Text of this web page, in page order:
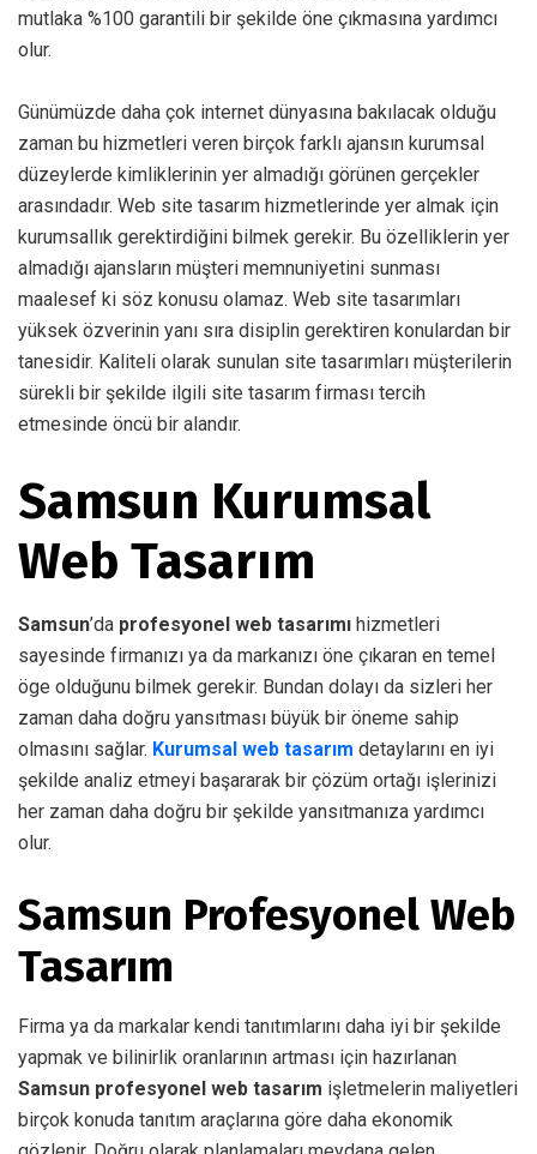
mutlaka %100 garantili bir şekilde öne çıkmasına yardımcı
olur.
Günümüzde daha çok internet dünyasına bakılacak olduğu
zaman bu hizmetleri veren birçok farklı ajansın kurumsal
düzeylerde kimliklerinin yer almadığı görünen gerçekler
arasındadır. Web site tasarım hizmetlerinde yer almak için
kurumsallık gerektirdiğini bilmek gerekir. Bu özelliklerin yer
almadığı ajansların müşteri memnuniyetini sunması
maalesef ki söz konusu olamaz. Web site tasarımları
yüksek özverinin yanı sıra disiplin gerektiren konulardan bir
tanesidir. Kaliteli olarak sunulan site tasarımları müşterilerin
sürekli bir şekilde ilgili site tasarım firması tercih
etmesinde öncü bir alandır.
Samsun Kurumsal
Web Tasarım
Samsun’da profesyonel web tasarımı hizmetleri
sayesinde firmanızı ya da markanızı öne çıkaran en temel
öge olduğunu bilmek gerekir. Bundan dolayı da sizleri her
zaman daha doğru yansıtması büyük bir öneme sahip
olmasını sağlar. Kurumsal web tasarım detaylarını en iyi
şekilde analiz etmeyi başararak bir çözüm ortağı işlerinizi
her zaman daha doğru bir şekilde yansıtmanıza yardımcı
olur.
Samsun Profesyonel Web
Tasarım
Firma ya da markalar kendi tanıtımlarını daha iyi bir şekilde
yapmak ve bilinirlik oranlarının artması için hazırlanan
Samsun profesyonel web tasarım işletmelerin maliyetleri
birçok konuda tanıtım araçlarına göre daha ekonomik